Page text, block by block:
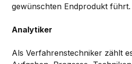
gewünschten Endprodukt führt.
Analytiker
Als Verfahrenstechniker zählt